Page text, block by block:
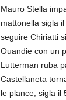
Mauro Stella
mattonella sigla
seguire Chiriatti
Ouandie con un
Lutterman ruba
Castellaneta
le plance, sigla il